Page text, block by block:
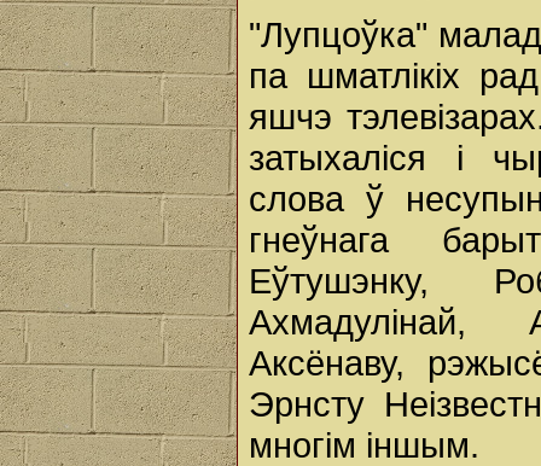
"Лупцоўка"
па шматлікіх
яшчэ
затыхаліся і
слова ў
гнеўнага
Еўтушэнку,
Ахмадулінай,
Аксёнаву,
Эрнсту
многім іншым.